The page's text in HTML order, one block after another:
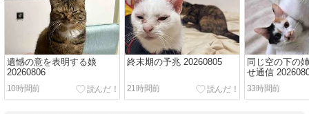
遺憾の意を表明する娘
20260806
10時間前
終末期の予兆 20260805
21時間前
同じ空の下の
せ通信
33時間前